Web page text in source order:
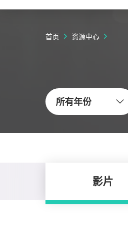
首页 资源中心
所有年份
影片